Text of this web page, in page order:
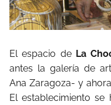
El espacio de La
antes la galería de
Ana Zaragoza- y
El establecimiento